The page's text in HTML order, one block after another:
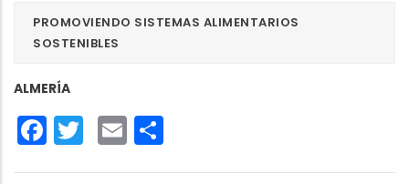
PROMOVIENDO SISTEMAS ALIMENTARIOS
SOSTENIBLES
ALMERÍA
Facebook
Twitter
Email